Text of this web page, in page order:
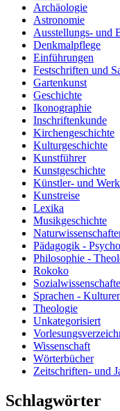
Archäologie
Astronomie
Ausstellungs- und
Denkmalpflege
Einführungen
Festschriften und
Gartenkunst
Geschichte
Ikonographie
Inschriftenkunde
Kirchengeschichte
Kulturgeschichte
Kunstführer
Kunstgeschichte
Künstler- und
Kunstreise
Lexika
Musikgeschichte
Pädagogik -
Philosophie -
Rokoko
Sprachen -
Theologie
Unkategorisiert
Wissenschaft
Wörterbücher
Zeitschriften- und
Schlagwörter